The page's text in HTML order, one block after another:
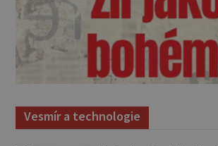
Vesmír a technologie